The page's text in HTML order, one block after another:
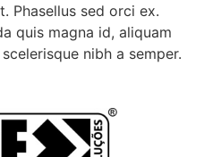
Phasellus sed orci ex.
quis magna id, aliquam
nibh a semper.